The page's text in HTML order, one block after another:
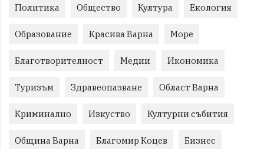
Политика Общество Култура Екология
Образование Красива Варна Море
Благотворителност Медии Икономика
Туризъм Здравеопазване Област Варна
Криминално Изкуство Културни събития
Община Варна Благомир Коцев Бизнес